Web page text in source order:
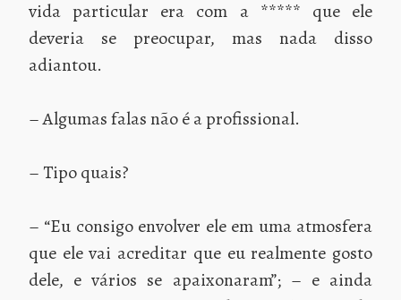
vida particular era com a ***** que ele
deveria se preocupar, mas nada disso
adiantou.
– Algumas falas não é a profissional.
– Tipo quais?
– “Eu consigo envolver ele em uma atmosfera
que ele vai acreditar que eu realmente gosto
dele, e vários se apaixonaram”; – e ainda